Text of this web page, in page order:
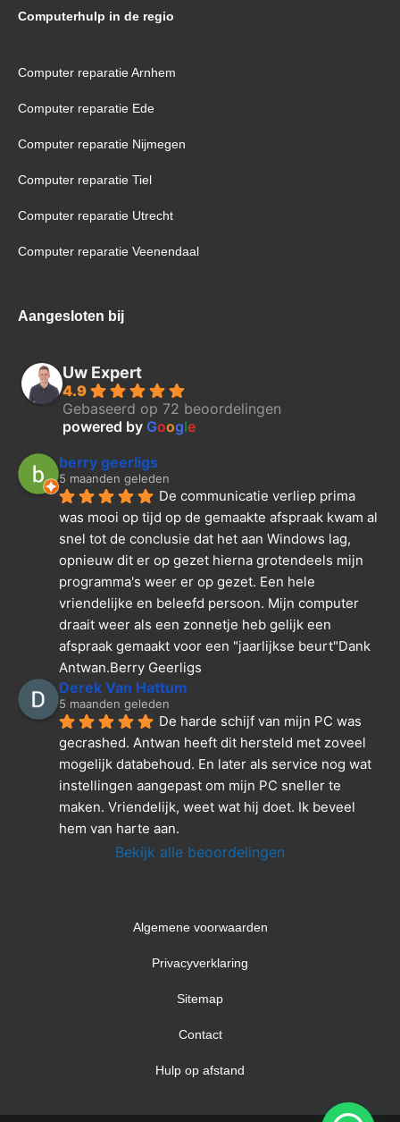
Computerhulp in de regio
Computer reparatie Arnhem
Computer reparatie Ede
Computer reparatie Nijmegen
Computer reparatie Tiel
Computer reparatie Utrecht
Computer reparatie Veenendaal
Aangesloten bij
Uw Expert
4.9
Gebaseerd op 72 beoordelingen
powered by Google
berry geerligs
5 maanden geleden
De communicatie verliep prima
was mooi op tijd op de gemaakte afspraak kwam al
snel tot de conclusie dat het aan Windows lag,
opnieuw dit er op gezet hierna grotendeels mijn
programma's weer er op gezet. Een hele
vriendelijke en beleefd persoon. Mijn computer
draait weer als een zonnetje heb gelijk een
afspraak gemaakt voor een "jaarlijkse beurt"Dank
Antwan.Berry Geerligs
Derek Van Hattum
5 maanden geleden
De harde schijf van mijn PC was
gecrashed. Antwan heeft dit hersteld met zoveel
mogelijk databehoud. En later als service nog wat
instellingen aangepast om mijn PC sneller te
maken. Vriendelijk, weet wat hij doet. Ik beveel
hem van harte aan.
Bekijk alle beoordelingen
Algemene voorwaarden
Privacyverklaring
Sitemap
Contact
Hulp op afstand